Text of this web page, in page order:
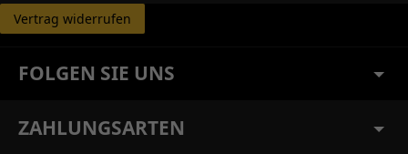
Vertrag widerrufen
FOLGEN SIE UNS
ZAHLUNGSARTEN